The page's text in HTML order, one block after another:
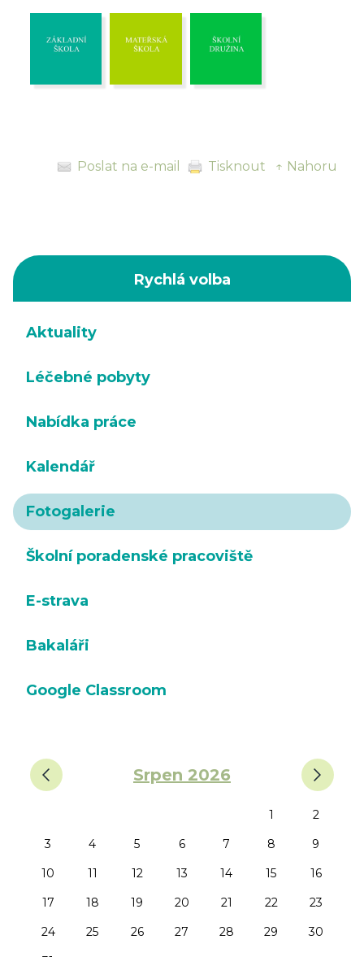
Poslat na e-mail Tisknout ↑ Nahoru
Rychlá volba
Aktuality
Léčebné pobyty
Nabídka práce
Kalendář
Fotogalerie
Školní poradenské pracoviště
E-strava
Bakaláři
Google Classroom
Srpen 2026
1
2
3
4 5 6 7 8
9
10
11 12 13 14 15
16
17
18 19 20 21 22
23
24
25 26 27 28 29
30